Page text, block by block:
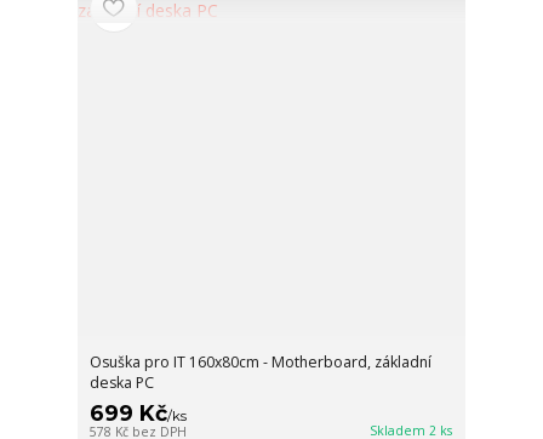
Osuška pro IT 160x80cm - Motherboard, základní
deska PC
699 Kč/ks
578 Kč bez DPH Skladem 2 ks